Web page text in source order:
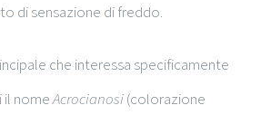
di sensazione di freddo.
che interessa specificamente
il nomeAcrocianosi(colorazione